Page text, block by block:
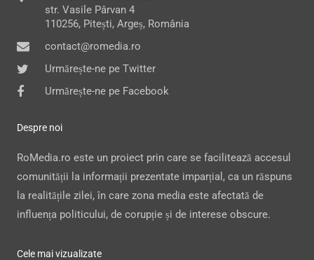
str. Vasile Pârvan 4
110256, Pitești, Argeș, România
contact@romedia.ro
Urmărește-ne pe Twitter
Urmărește-ne pe Facebook
Despre noi
RoMedia.ro este un proiect prin care se facilitează accesul
comunității la informații prezentate imparțial, ca un răspuns
la realitățile zilei, în care zona media este afectată de
influența politicului, de corupție și de interese obscure.
Cele mai vizualizate